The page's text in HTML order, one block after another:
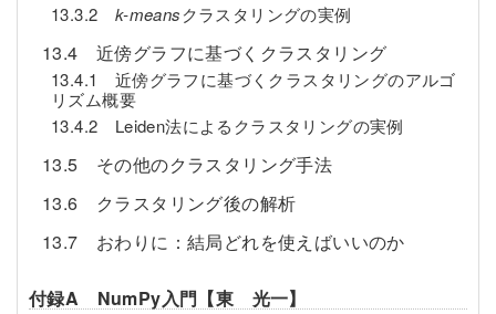
13.3.2 k-meansクラスタリングの実例
13.4 近傍グラフに基づくクラスタリング
13.4.1 近傍グラフに基づくクラスタリングのアルゴ
リズム概要
13.4.2 Leiden法によるクラスタリングの実例
13.5 その他のクラスタリング手法
13.6 クラスタリング後の解析
13.7 おわりに：結局どれを使えばいいのか
付録A NumPy入門【東 光一】